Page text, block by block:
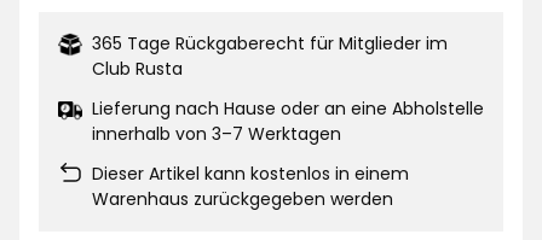
365 Tage Rückgaberecht für Mitglieder im
Club Rusta
Lieferung nach Hause oder an eine Abholstelle
innerhalb von 3–7 Werktagen
Dieser Artikel kann kostenlos in einem
Warenhaus zurückgegeben werden